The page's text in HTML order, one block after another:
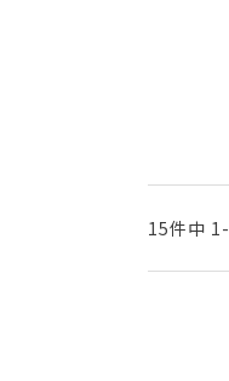
15件中 1 -